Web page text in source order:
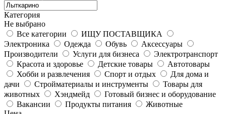
Категория
Не выбрано
Все категории
ИЩУ ПОСТАВЩИКА
Электроника
Одежда Обувь
Аксессуары
Производители
Услуги для бизнеса
Электротранспорт
Красота и здоровье
Детские товары
Автотовары
Хобби и развлечения
Спорт и отдых
Для дома и
дачи
Стройматериалы и инструменты
Товары для
животных
Хэндмейд
Готовый бизнес и оборудование
Вакансии
Продукты питания
Животные